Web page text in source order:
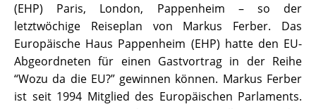
(EHP) Paris, London, Pappenheim – so der
letztwöchige Reiseplan von Markus Ferber. Das
Europäische Haus Pappenheim (EHP) hatte den EU-
Abgeordneten für einen Gastvortrag in der Reihe
“Wozu da die EU?” gewinnen können. Markus Ferber
ist seit 1994 Mitglied des Europäischen Parlaments.